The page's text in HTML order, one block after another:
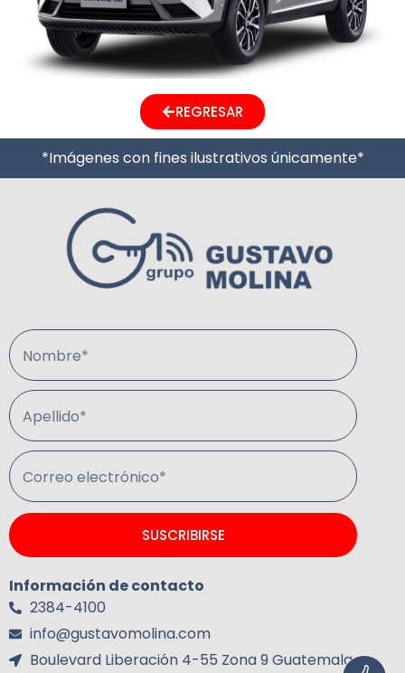
REGRESAR
*Imágenes con fines ilustrativos únicamente*
Nombre*
Apellido*
Correo electrónico*
SUSCRIBIRSE
Información de contacto
2384-4100
info@gustavomolina.com
Boulevard Liberación 4-55 Zona 9 Guatemala.